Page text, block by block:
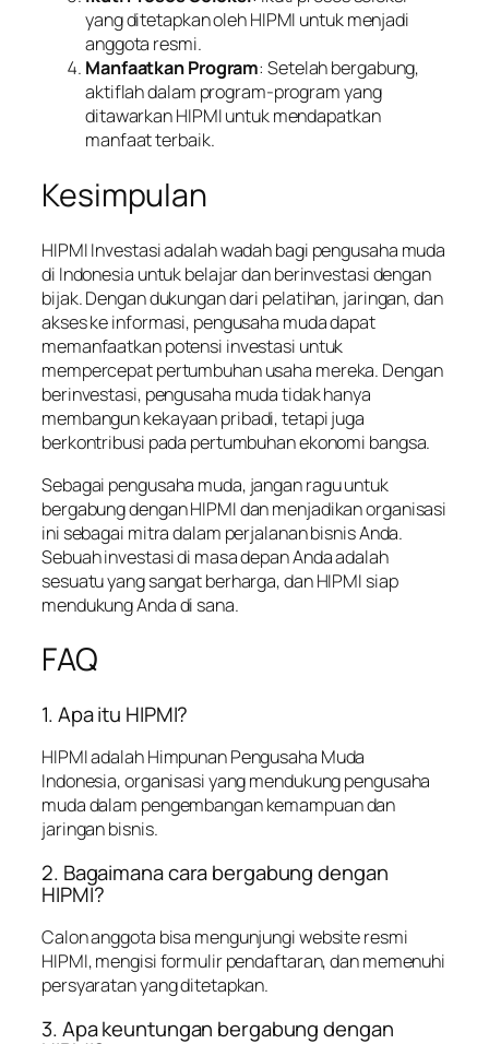
yang ditetapkan oleh HIPMI untuk menjadi
anggota resmi.
Manfaatkan Program: Setelah bergabung,
aktiflah dalam program-program yang
ditawarkan HIPMI untuk mendapatkan
manfaat terbaik.
Kesimpulan
HIPMI Investasi adalah wadah bagi pengusaha muda
di Indonesia untuk belajar dan berinvestasi dengan
bijak. Dengan dukungan dari pelatihan, jaringan, dan
akses ke informasi, pengusaha muda dapat
memanfaatkan potensi investasi untuk
mempercepat pertumbuhan usaha mereka. Dengan
berinvestasi, pengusaha muda tidak hanya
membangun kekayaan pribadi, tetapi juga
berkontribusi pada pertumbuhan ekonomi bangsa.
Sebagai pengusaha muda, jangan ragu untuk
bergabung dengan HIPMI dan menjadikan organisasi
ini sebagai mitra dalam perjalanan bisnis Anda.
Sebuah investasi di masa depan Anda adalah
sesuatu yang sangat berharga, dan HIPMI siap
mendukung Anda di sana.
FAQ
1. Apa itu HIPMI?
HIPMI adalah Himpunan Pengusaha Muda
Indonesia, organisasi yang mendukung pengusaha
muda dalam pengembangan kemampuan dan
jaringan bisnis.
2. Bagaimana cara bergabung dengan
HIPMI?
Calon anggota bisa mengunjungi website resmi
HIPMI, mengisi formulir pendaftaran, dan memenuhi
persyaratan yang ditetapkan.
3. Apa keuntungan bergabung dengan